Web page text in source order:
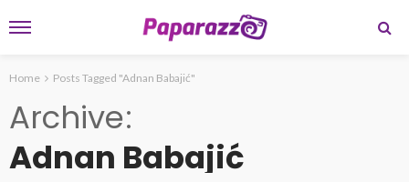
Home Posts Tagged "Adnan Babajić"
Archive
Adnan Babajić